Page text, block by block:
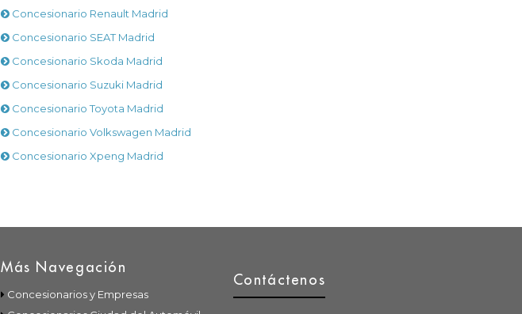
Concesionario Renault Madrid
Concesionario SEAT Madrid
Concesionario Skoda Madrid
Concesionario Suzuki Madrid
Concesionario Toyota Madrid
Concesionario Volkswagen Madrid
Concesionario Xpeng Madrid
Más Navegación
Concesionarios y Empresas
Contáctenos